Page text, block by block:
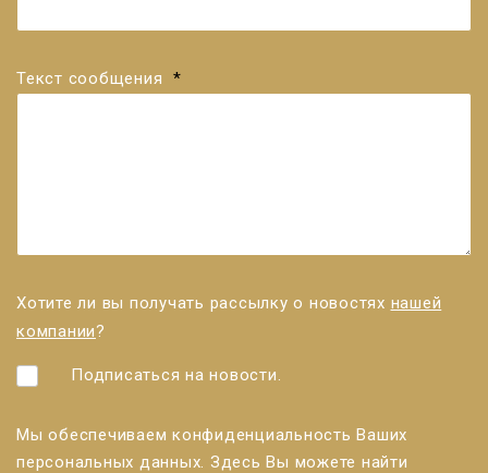
Текст сообщения *
Хотите ли вы получать рассылку о новостях нашей
компании?
Подписаться на новости.
Мы обеспечиваем конфиденциальность Ваших
персональных данных. Здесь Вы можете найти